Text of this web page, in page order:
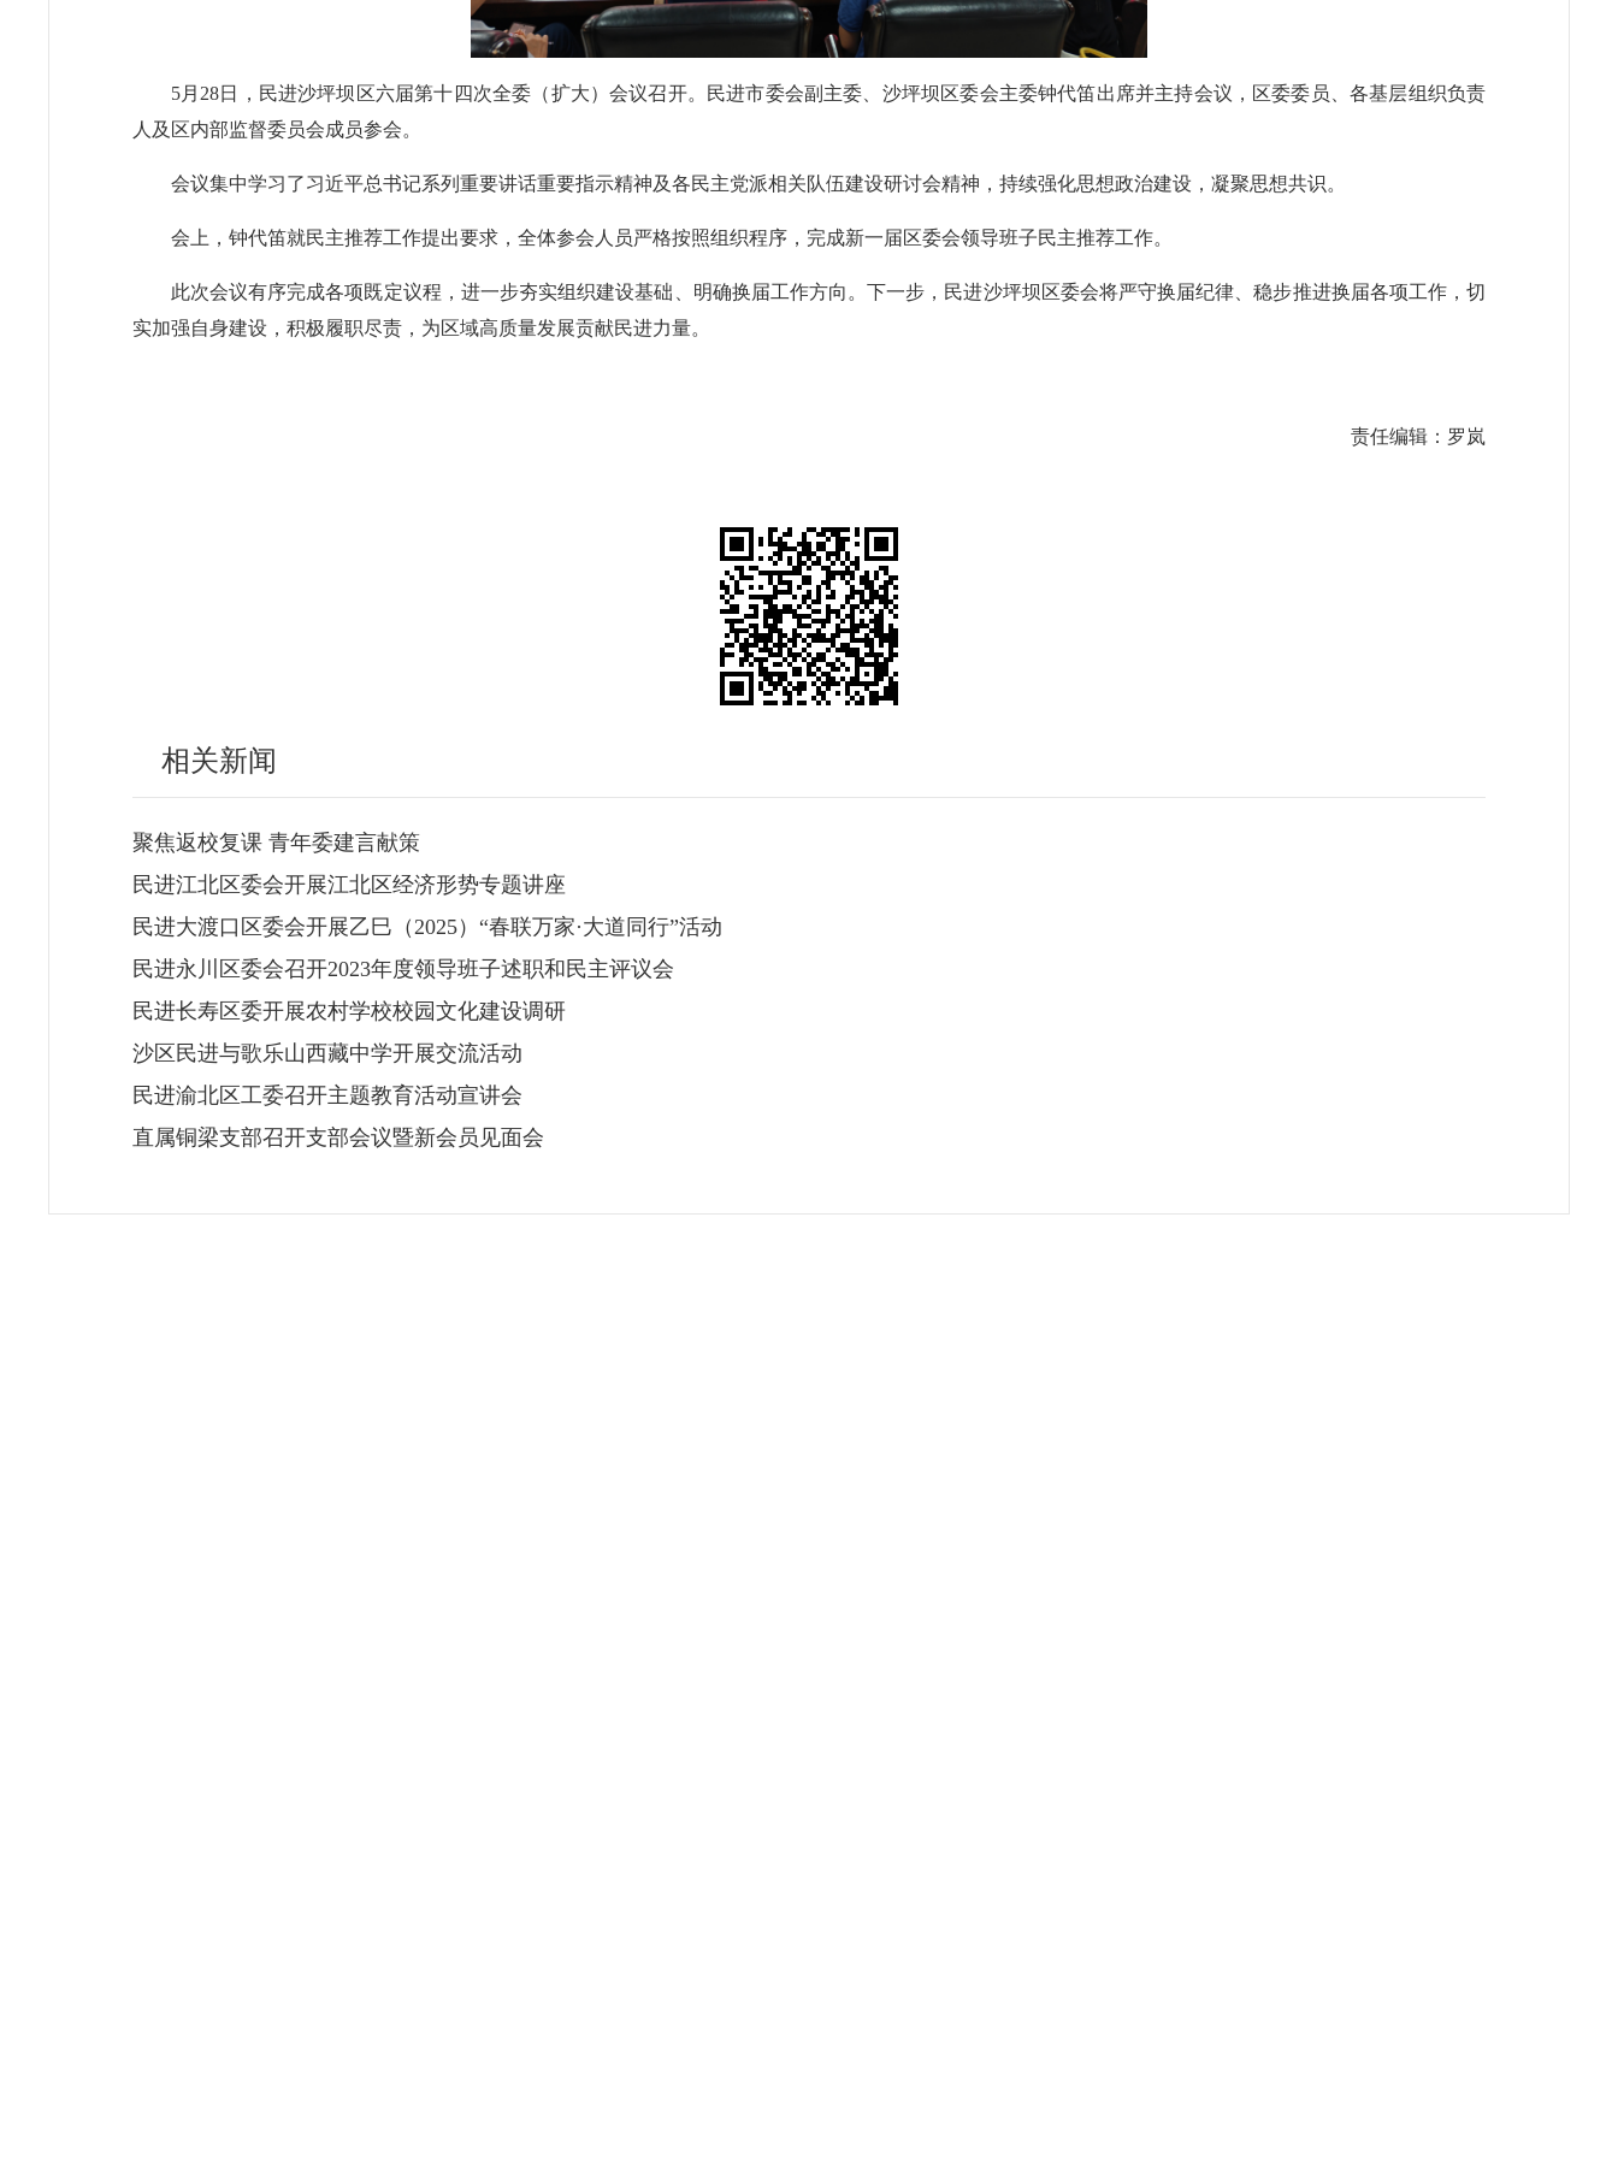
5月28日，民进沙坪坝区六届第十四次全委（扩大）会议召开。民进市委会副主委、沙坪坝区委会主委钟代笛出席并主持会议，区委委员、各基层组织负责
人及区内部监督委员会成员参会。
会议集中学习了习近平总书记系列重要讲话重要指示精神及各民主党派相关队伍建设研讨会精神，持续强化思想政治建设，凝聚思想共识。
会上，钟代笛就民主推荐工作提出要求，全体参会人员严格按照组织程序，完成新一届区委会领导班子民主推荐工作。
此次会议有序完成各项既定议程，进一步夯实组织建设基础、明确换届工作方向。下一步，民进沙坪坝区委会将严守换届纪律、稳步推进换届各项工作，切
实加强自身建设，积极履职尽责，为区域高质量发展贡献民进力量。
责任编辑：罗岚
相关新闻
聚焦返校复课 青年委建言献策
民进江北区委会开展江北区经济形势专题讲座
民进大渡口区委会开展乙巳（2025）“春联万家·大道同行”活动
民进永川区委会召开2023年度领导班子述职和民主评议会
民进长寿区委开展农村学校校园文化建设调研
沙区民进与歌乐山西藏中学开展交流活动
民进渝北区工委召开主题教育活动宣讲会
直属铜梁支部召开支部会议暨新会员见面会